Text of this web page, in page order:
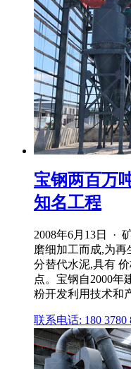
宝钢两百万
知名工程
2008年6月13日 ·
磨细加工而成,为
分替代水泥,具有
点。宝钢自2000年
粉开发利用技术和
联系电话: 180 3780